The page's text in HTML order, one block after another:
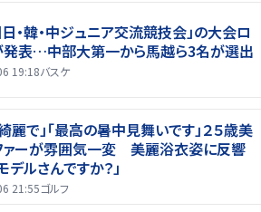
・韓・中ジュニア交流競技会」の大会ロ
発表…中部大第一から馬越ら3名が選出
19:18バスケ
麗で」「最高の暑中見舞いです」２５歳美
ァーが雰囲気一変 美麗浴衣姿に反響
デルさんですか？」
21:55ゴルフ